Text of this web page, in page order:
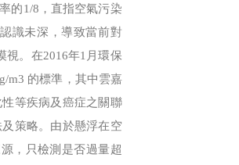
的1/8，直指空氣污染
識未深，導致當前對
視。在2016年1月環保
m3 的標準，其中雲嘉
等疾病及癌症之關聯
策略。由於懸浮在空
，只檢測是否過量超